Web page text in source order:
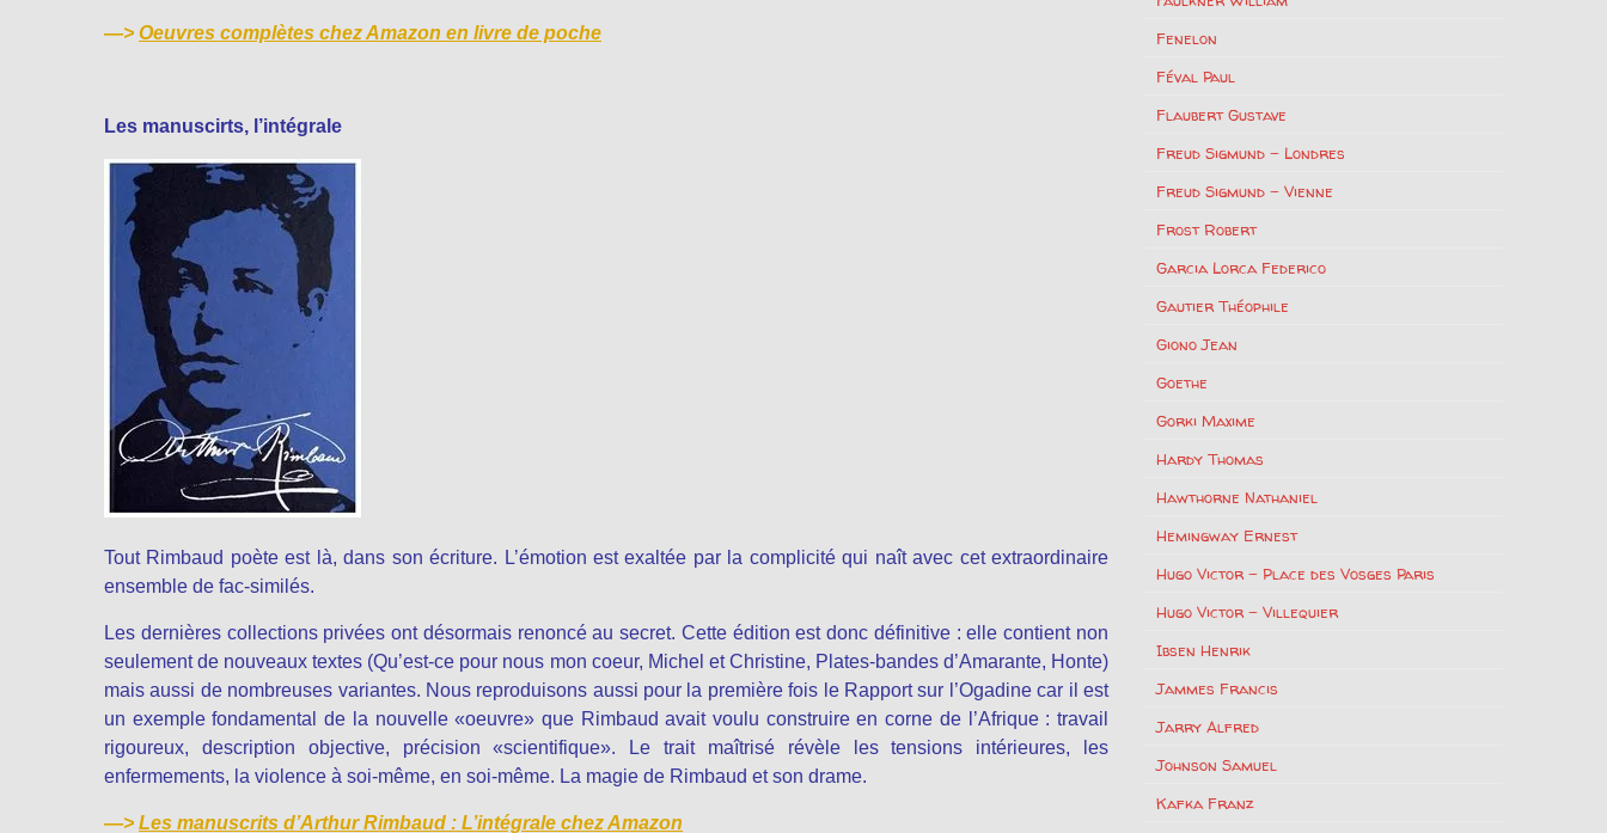
—> Oeuvres complètes chez Amazon en livre de poche
Les manuscirts, l’intégrale
Tout Rimbaud poète est là, dans son écriture. L’émotion est exaltée par la complicité qui naît avec cet extraordinaire
ensemble de fac-similés.
Les dernières collections privées ont désormais renoncé au secret. Cette édition est donc définitive : elle contient non
seulement de nouveaux textes (Qu’est-ce pour nous mon coeur, Michel et Christine, Plates-bandes d’Amarante, Honte)
mais aussi de nombreuses variantes. Nous reproduisons aussi pour la première fois le Rapport sur l’Ogadine car il est
un exemple fondamental de la nouvelle «oeuvre» que Rimbaud avait voulu construire en corne de l’Afrique : travail
rigoureux, description objective, précision «scientifique». Le trait maîtrisé révèle les tensions intérieures, les
enfermements, la violence à soi-même, en soi-même. La magie de Rimbaud et son drame.
—> Les manuscrits d’Arthur Rimbaud : L’intégrale chez Amazon
Fenelon
Féval Paul
Flaubert Gustave
Freud Sigmund – Londres
Freud Sigmund – Vienne
Frost Robert
Garcia Lorca Federico
Gautier Théophile
Giono Jean
Goethe
Gorki Maxime
Hardy Thomas
Hawthorne Nathaniel
Hemingway Ernest
Hugo Victor – Place des Vosges Paris
Hugo Victor – Villequier
Ibsen Henrik
Jammes Francis
Jarry Alfred
Johnson Samuel
Kafka Franz